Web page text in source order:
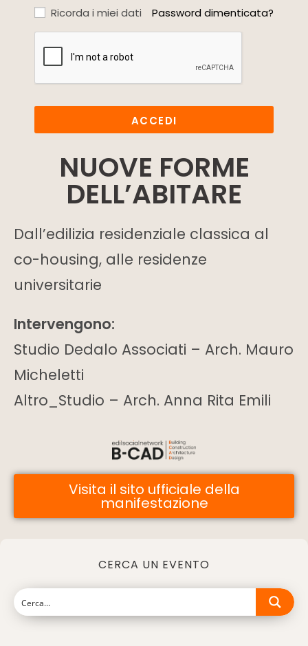
Ricorda i miei dati Password dimenticata?
ACCEDI
NUOVE FORME
DELL’ABITARE
Dall’edilizia residenziale classica al
co-housing, alle residenze
universitarie
Intervengono:
Studio Dedalo Associati – Arch. Mauro
Micheletti
Altro_Studio – Arch. Anna Rita Emili
Visita il sito ufficiale della
manifestazione
CERCA UN EVENTO